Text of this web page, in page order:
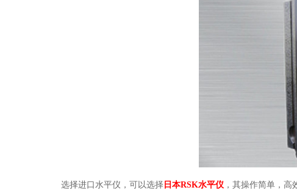
选择进口水平仪，可以选择 日本RSK水平仪 ，其操作简单，高